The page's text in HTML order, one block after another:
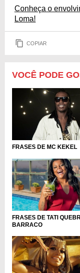
Conheça o
Loma!
COPIAR
VOCÊ PODE
FRASES DE MC KEKEL
FRASES DE TATI
BARRACO